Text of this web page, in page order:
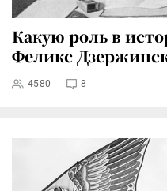
Какую роль в
Феликс
4580 8